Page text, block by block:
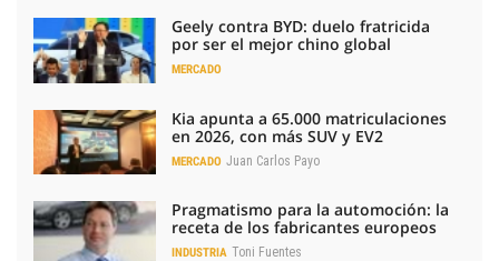
Geely contra BYD: duelo fratricida
por ser el mejor chino global
MERCADO
Kia apunta a 65.000 matriculaciones
en 2026, con más SUV y EV2
MERCADO Juan Carlos Payo
Pragmatismo para la automoción: la
receta de los fabricantes europeos
INDUSTRIA Toni Fuentes